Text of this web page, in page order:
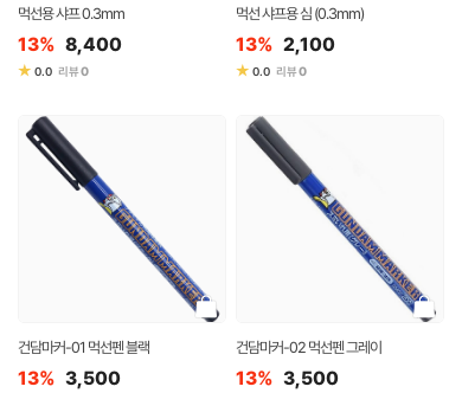
먹선용 샤프 0.3mm
13% 8,400
★ 0.0 리뷰0
먹선 샤프용 심 (0.3mm)
13% 2,100
★ 0.0 리뷰0
건담마커-01 먹선펜 블랙
13% 3,500
건담마커-02 먹선펜 그레이
13% 3,500